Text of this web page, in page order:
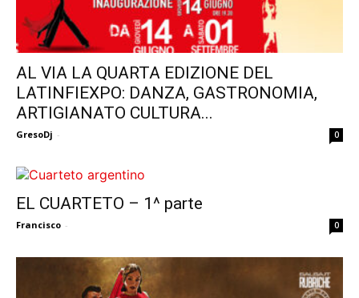
AL VIA LA QUARTA EDIZIONE DEL
LATINFIEXPO: DANZA, GASTRONOMIA,
ARTIGIANATO CULTURA...
GresoDj - 0
EL CUARTETO – 1^ parte
Francisco - 0